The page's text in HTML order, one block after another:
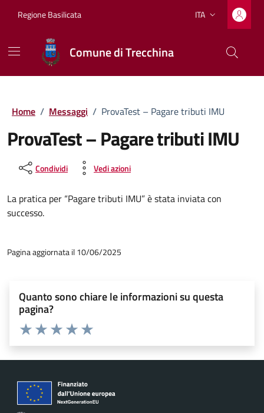
Regione Basilicata Lingua attiva:
ITA
Comune di Trecchina
Home / Messaggi / ProvaTest – Pagare tributi IMU
ProvaTest – Pagare tributi IMU
Condividi Vedi azioni
La pratica per “Pagare tributi IMU” è stata inviata con
successo.
Pagina aggiornata il 10/06/2025
Quanto sono chiare le informazioni su questa
pagina?
Valuta 5 stelle su 5
Valuta 4 stelle su 5
Valuta 3 stelle su 5
Valuta 2 stelle su 5
Valuta 1 stelle su 5